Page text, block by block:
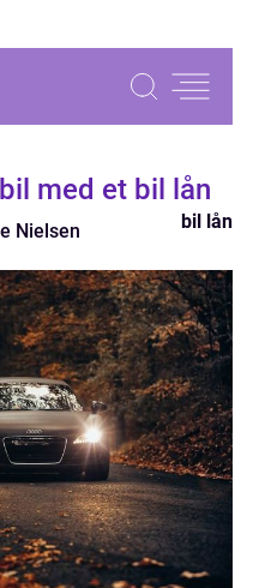
med et bil lån
Nielsen bil lån